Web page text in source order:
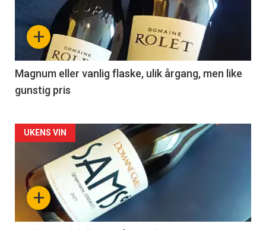
nå
3
+
Magnum eller vanlig flaske, ulik årgang, men like
gunstig pris
Forsiden
akkurat
nå+
UKENS VIN